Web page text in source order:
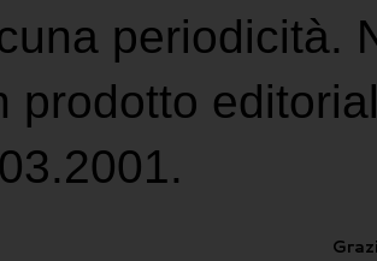
periodicità.
prodotto